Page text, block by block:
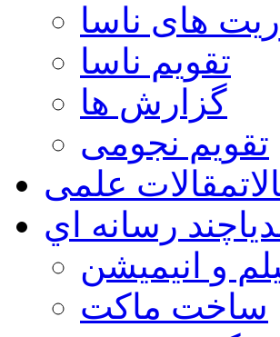
های ناسا
تقویم ناسا
گزارش ها
تقویم نجومی
مقالات علمی
چند رسانه اي
و انیمیشن
ساخت ماکت